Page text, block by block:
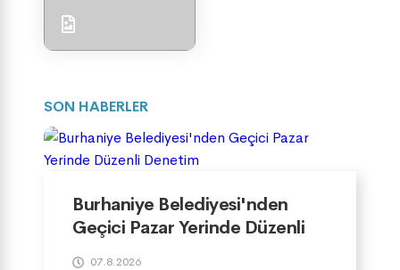
SON HABERLER
Burhaniye Belediyesi'nden
Geçici Pazar Yerinde Düzenli
Denetim
07.8.2026